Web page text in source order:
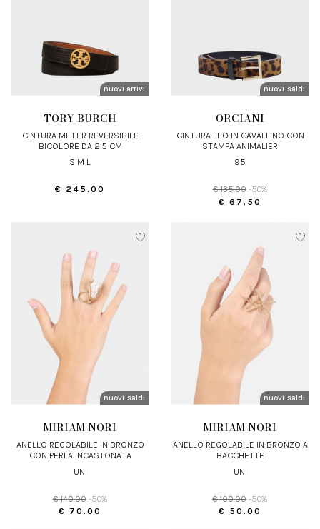
nuovi arrivi
TORY BURCH
CINTURA MILLER REVERSIBILE
BICOLORE DA 2,5 CM
S M L
€ 245.00
nuovi arrivi
saldi
ORCIANI
CINTURA LEO IN CAVALLINO CON
STAMPA ANIMALIER
95
€ 135.00 -50%
€ 67.50
nuovi arrivi
saldi
MIRIAM NORI
ANELLO REGOLABILE IN BRONZO
CON PERLA INCASTONATA
UNI
€ 140.00 -50%
€ 70.00
nuovi arrivi
saldi
MIRIAM NORI
ANELLO REGOLABILE IN BRONZO A
BACCHETTE
UNI
€ 100.00 -50%
€ 50.00